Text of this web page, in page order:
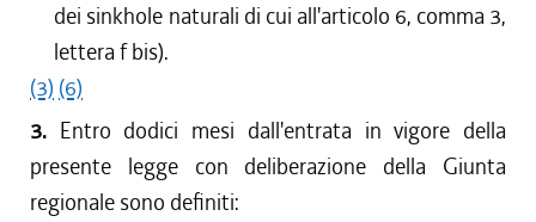
dei sinkhole naturali di cui all'articolo 6, comma 3,
lettera f bis).
(3) (6)
3. Entro dodici mesi dall'entrata in vigore della
presente legge con deliberazione della Giunta
regionale sono definiti: